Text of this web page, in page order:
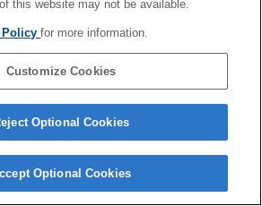
automaticamente quando viene ruotato il regolatore
qualsiasi tasto dal menu "Custom Key Settings"
this website may not be available.
Policyfor more information.
Customize Cookies
Optional Cookies
Optional Cookies